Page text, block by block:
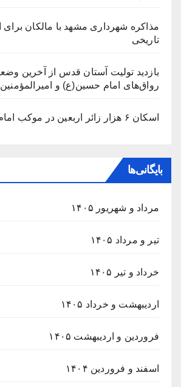
تاریخی
بازدید تولیت آستان قدس از آخرین
رواق‌های امام حسین(ع) و
اسکان ۶ هزار زائر اربعین در موکب امام رضا(ع)
بایگانی‌ها
مرداد و شهریور ۱۴۰۵
تیر و مرداد ۱۴۰۵
خرداد و تیر ۱۴۰۵
اردیبهشت و خرداد ۱۴۰۵
فروردین و اردیبهشت ۱۴۰۵
اسفند و فروردین ۱۴۰۴